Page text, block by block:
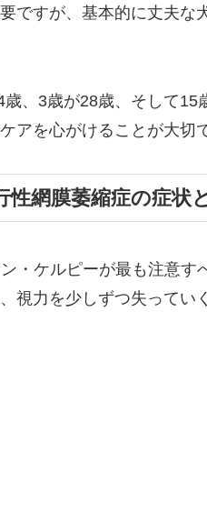
ですが、基本的に丈夫な
、3歳が28歳、そして15
アを心がけることが大切
網膜萎縮症の症状
・ケルピーが最も注意す
視力を少しずつ失ってい